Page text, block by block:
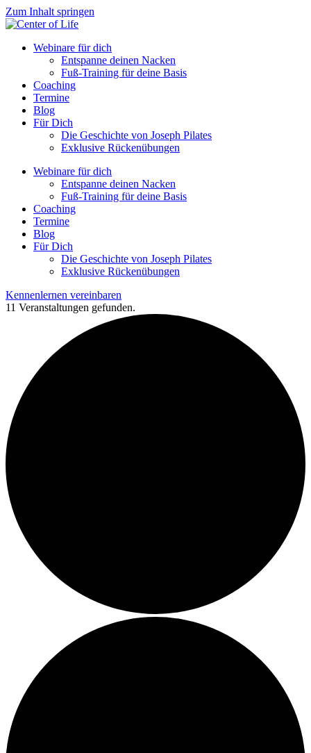
Zum Inhalt springen
Webinare für dich
Entspanne deinen Nacken
Fuß-Training für deine Basis
Coaching
Termine
Blog
Für Dich
Die Geschichte von Joseph Pilates
Exklusive Rückenübungen
Webinare für dich
Entspanne deinen Nacken
Fuß-Training für deine Basis
Coaching
Termine
Blog
Für Dich
Die Geschichte von Joseph Pilates
Exklusive Rückenübungen
Kennenlernen vereinbaren
11 Veranstaltungen gefunden.